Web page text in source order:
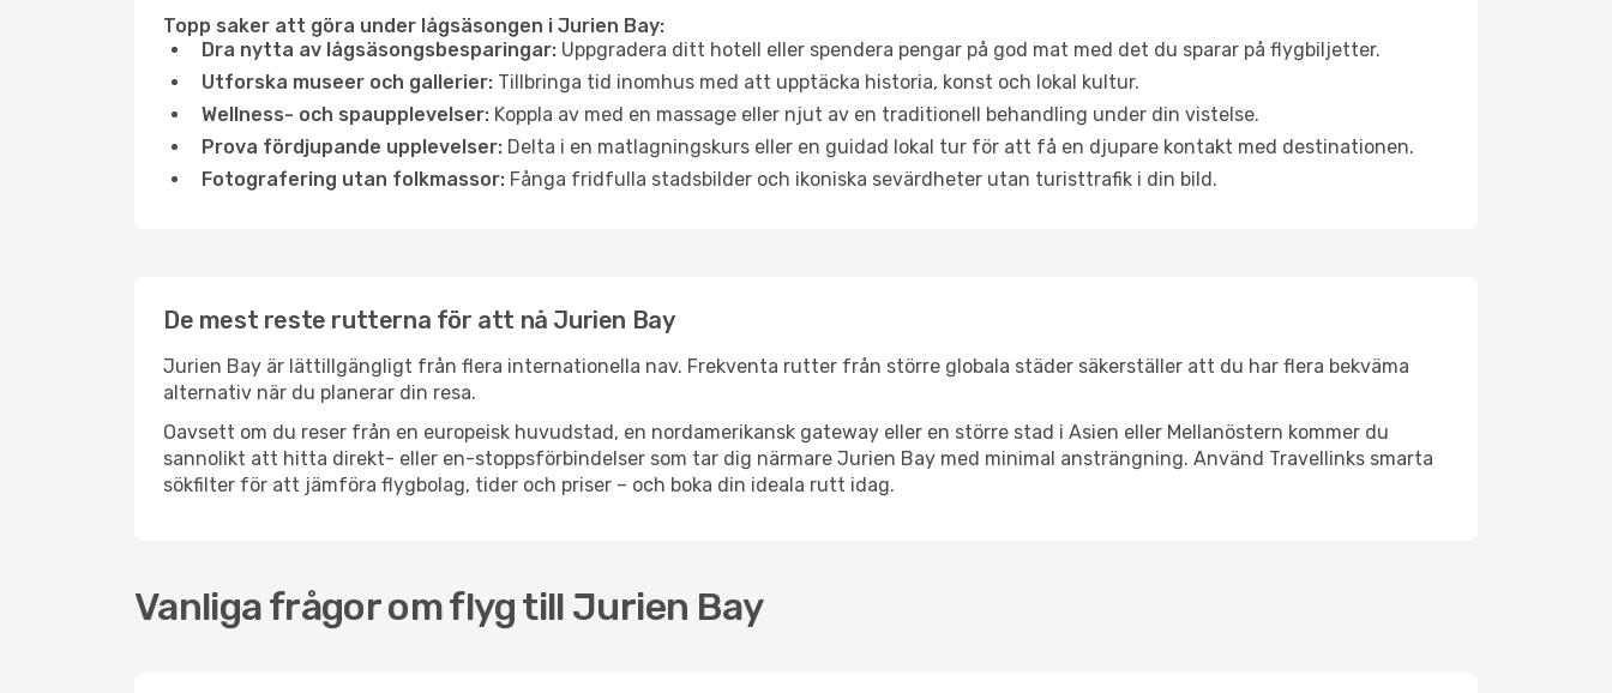
Topp saker att göra under lågsäsongen i Jurien Bay:
Dra nytta av lågsäsongsbesparingar: Uppgradera ditt hotell eller spendera pengar på god mat med det du sparar på flygbiljetter.
Utforska museer och gallerier: Tillbringa tid inomhus med att upptäcka historia, konst och lokal kultur.
Wellness- och spaupplevelser: Koppla av med en massage eller njut av en traditionell behandling under din vistelse.
Prova fördjupande upplevelser: Delta i en matlagningskurs eller en guidad lokal tur för att få en djupare kontakt med destinationen.
Fotografering utan folkmassor: Fånga fridfulla stadsbilder och ikoniska sevärdheter utan turisttrafik i din bild.
De mest reste rutterna för att nå Jurien Bay
Jurien Bay är lättillgängligt från flera internationella nav. Frekventa rutter från större globala städer säkerställer att du har flera bekväma
alternativ när du planerar din resa.
Oavsett om du reser från en europeisk huvudstad, en nordamerikansk gateway eller en större stad i Asien eller Mellanöstern kommer du
sannolikt att hitta direkt- eller en-stoppsförbindelser som tar dig närmare Jurien Bay med minimal ansträngning. Använd Travellinks smarta
sökfilter för att jämföra flygbolag, tider och priser – och boka din ideala rutt idag.
Vanliga frågor om flyg till Jurien Bay